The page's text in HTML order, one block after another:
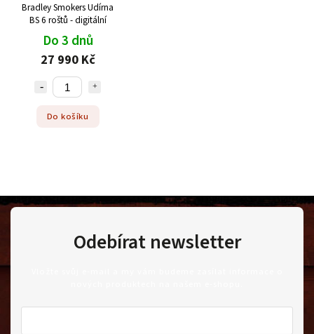
Bradley Smokers Udírna
BS 6 roštů - digitální
Do 3 dnů
27 990 Kč
Do košíku
Odebírat newsletter